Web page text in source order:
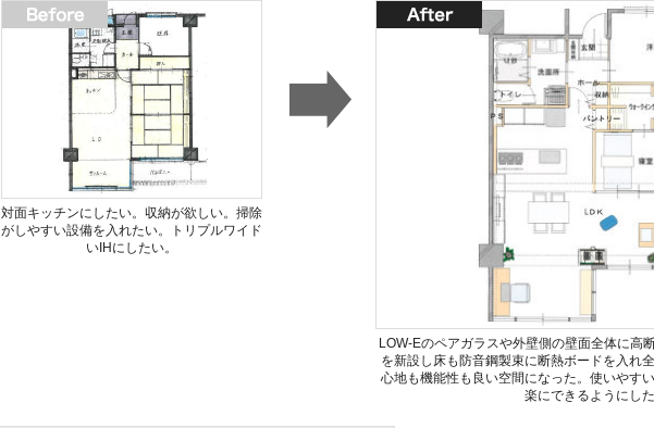
対面キッチンにしたい。収納が欲しい。掃除
がしやすい設備を入れたい。トリプルワイド
いIHにしたい。
LOW-Eのペアガラスや外壁側の壁面全体に高
を新設し床も防音鋼製束に断熱ボードを入れ
心地も機能性も良い空間になった。使いやす
楽にできるようにし